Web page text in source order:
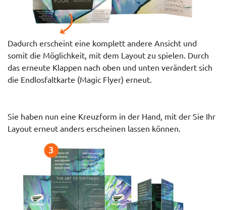
Dadurch erscheint eine komplett andere Ansicht und
somit die Möglichkeit, mit dem Layout zu spielen. Durch
das erneute Klappen nach oben und unten verändert sich
die Endlosfaltkarte (Magic Flyer) erneut.
Sie haben nun eine Kreuzform in der Hand, mit der Sie Ihr
Layout erneut anders erscheinen lassen können.